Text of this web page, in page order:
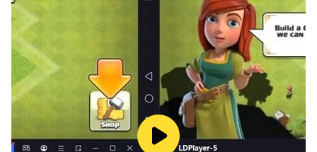
電子郵件：support@eggheadgames.com。
所有拼圖版權所有（C）2016-2020
PennyDellPuzzles.com